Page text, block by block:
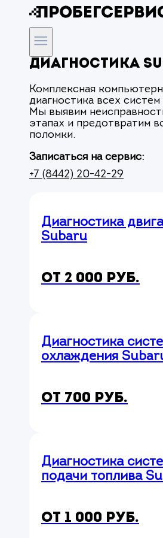
Диагностика
Комплексная
диагностика всех
Мы выявим
этапах и предотвратим
поломки.
Записаться на сервис:
+7 (8442) 20-42-29
Диагностика
Subaru
от 2 000 руб.
Диагностика
охлаждения
от 700 руб.
Диагностика
подачи топлива
от 1 000 руб.